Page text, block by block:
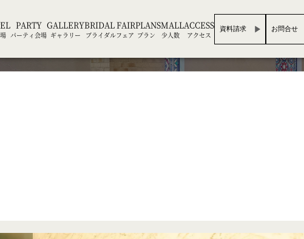
PARTY
パーティ会場
GALLERY
ギャラリー
BRIDAL FAIR
ブライダルフェア
PLAN
プラン
SMALL
少人数
ACCESS
アクセス
資料請求 お問合せ